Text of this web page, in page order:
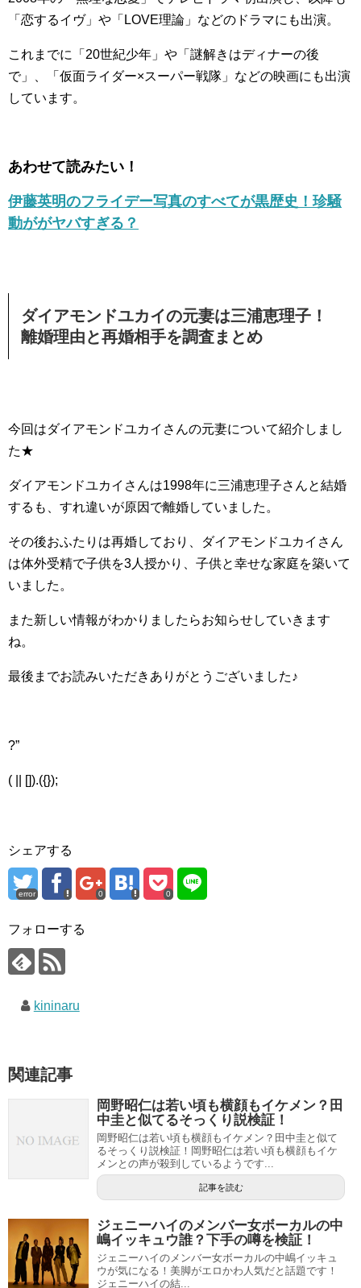
「恋するイヴ」や「LOVE理論」などのドラマにも出演。
これまでに「20世紀少年」や「謎解きはディナーの後
で」、「仮面ライダー×スーパー戦隊」などの映画にも出演
しています。
あわせて読みたい！
伊藤英明のフライデー写真のすべてが黒歴史！珍騒
動ががヤバすぎる？
ダイアモンドユカイの元妻は三浦恵理子！
離婚理由と再婚相手を調査まとめ
今回はダイアモンドユカイさんの元妻について紹介しまし
た★
ダイアモンドユカイさんは1998年に三浦恵理子さんと結婚
するも、すれ違いが原因で離婚していました。
その後おふたりは再婚しており、ダイアモンドユカイさん
は体外受精で子供を3人授かり、子供と幸せな家庭を築いて
いました。
また新しい情報がわかりましたらお知らせしていきます
ね。
最後までお読みいただきありがとうございました♪
?”
( || []).({});
シェアする
error 0 0
フォローする
kininaru
関連記事
岡野昭仁は若い頃も横顔もイケメン？田
中圭と似てるそっくり説検証！
岡野昭仁は若い頃も横顔もイケメン？田中圭と似て
るそっくり説検証！岡野昭仁は若い頃も横顔もイケ
メンとの声が殺到しているようです...
記事を読む
ジェニーハイのメンバー女ボーカルの中
嶋イッキュウ誰？下手の噂を検証！
ジェニーハイのメンバー女ボーカルの中嶋イッキュ
ウが気になる！美脚がエロかわ人気だと話題です！
ジェニーハイの結...